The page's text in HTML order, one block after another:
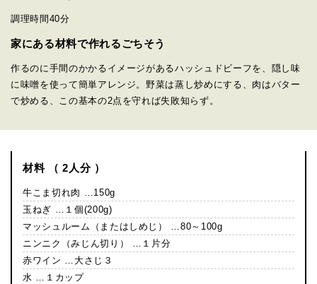
調理時間 40分
家にある材料で作れるごちそう
作るのに手間のかかるイメージがあるハッシュドビーフを、隠し味
に味噌を使って簡単アレンジ。野菜は蒸し炒めにする、肉はバター
で炒める、この基本の2点を守れば失敗知らず。
材料 （ 2人分 ）
牛こま切れ肉 …150g
玉ねぎ …１個(200g)
マッシュルーム（またはしめじ） …80～100g
ニンニク（みじん切り） …１片分
赤ワイン …大さじ３
水 …１カップ